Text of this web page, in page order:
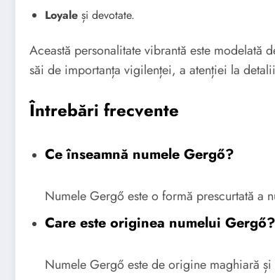
Loyale și devotate.
Această personalitate vibrantă este modelată
săi de importanța vigilenței, a atenției la
Întrebări frecvente
Ce înseamnă numele Gergő?
Numele Gergő este o formă prescurtată a
Care este originea numelui Gergő?
Numele Gergő este de origine maghiară